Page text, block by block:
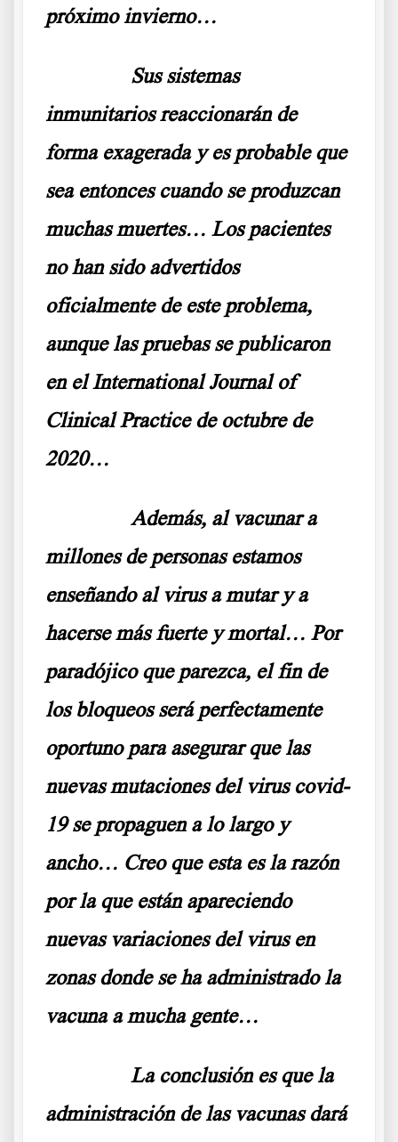
próximo invierno…
Sus sistemas
inmunitarios reaccionarán de
forma exagerada y es probable que
sea entonces cuando se produzcan
muchas muertes… Los pacientes
no han sido advertidos
oficialmente de este problema,
aunque las pruebas se publicaron
en el International Journal of
Clinical Practice de octubre de
2020…
Además, al vacunar a
millones de personas estamos
enseñando al virus a mutar y a
hacerse más fuerte y mortal… Por
paradójico que parezca, el fin de
los bloqueos será perfectamente
oportuno para asegurar que las
nuevas mutaciones del virus covid-
19 se propaguen a lo largo y
ancho… Creo que esta es la razón
por la que están apareciendo
nuevas variaciones del virus en
zonas donde se ha administrado la
vacuna a mucha gente…
La conclusión es que la
administración de las vacunas dará